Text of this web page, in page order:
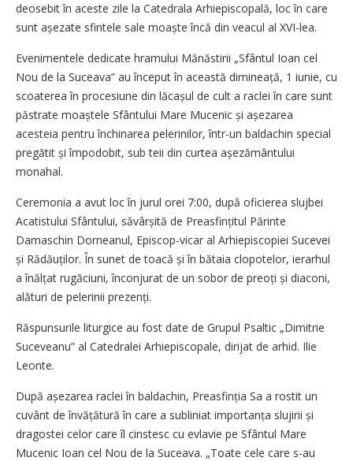
deosebit în aceste zile la Catedrala Arhiepiscopală, loc în care
sunt așezate sfintele sale moaște încă din veacul al XVI-lea.
Evenimentele dedicate hramului Mănăstirii „Sfântul Ioan cel
Nou de la Suceava” au început în această dimineață, 1 iunie, cu
scoaterea în procesiune din lăcașul de cult a raclei în care sunt
păstrate moaștele Sfântului Mare Mucenic și așezarea
acesteia pentru închinarea pelerinilor, într-un baldachin special
pregătit și împodobit, sub teii din curtea așezământului
monahal.
Ceremonia a avut loc în jurul orei 7:00, după oficierea slujbei
Acatistului Sfântului, săvârșită de Preasfințitul Părinte
Damaschin Dorneanul, Episcop-vicar al Arhiepiscopiei Sucevei
și Rădăuților. În sunet de toacă și în bătaia clopotelor, ierarhul
a înălțat rugăciuni, înconjurat de un sobor de preoți și diaconi,
alături de pelerinii prezenți.
Răspunsurile liturgice au fost date de Grupul Psaltic „Dimitrie
Suceveanu” al Catedralei Arhiepiscopale, dirijat de arhid. Ilie
Leonte.
După așezarea raclei în baldachin, Preasfinția Sa a rostit un
cuvânt de învățătură în care a subliniat importanța slujirii și
dragostei celor care îl cinstesc cu evlavie pe Sfântul Mare
Mucenic Ioan cel Nou de la Suceava. „Toate cele care s-au